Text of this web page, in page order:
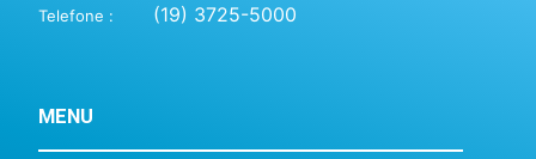
Telefone : (19) 3725-5000
MENU